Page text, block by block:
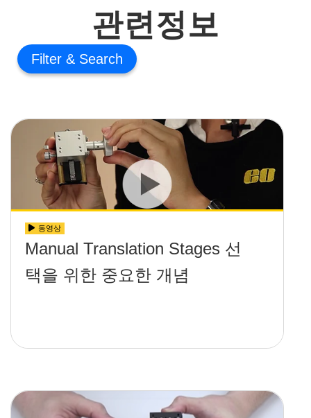
관련정보
Filter
동영상
Manual Translation Stages 선
택을 위한 중요한 개념